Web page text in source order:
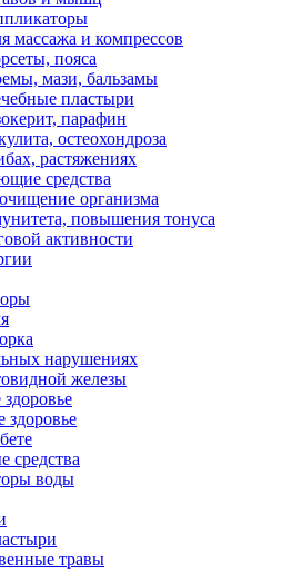
массажа и компрессов
пояса
мази, бальзамы
пластыри
парафин
остеохондроза
растяжениях
средства
организма
повышения тонуса
активности
нарушениях
железы
здоровье
средства
воды
травы